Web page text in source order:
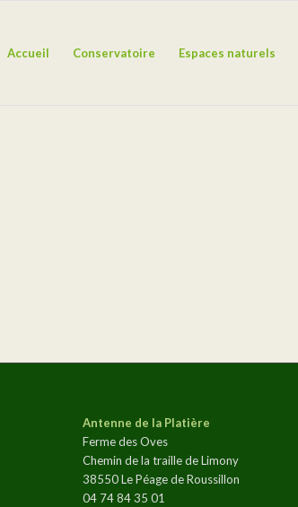
Accueil Conservatoire Espaces naturels
Antenne de la Platière
Ferme des Oves
Chemin de la traille de Limony
38550 Le Péage de Roussillon
04 74 84 35 01